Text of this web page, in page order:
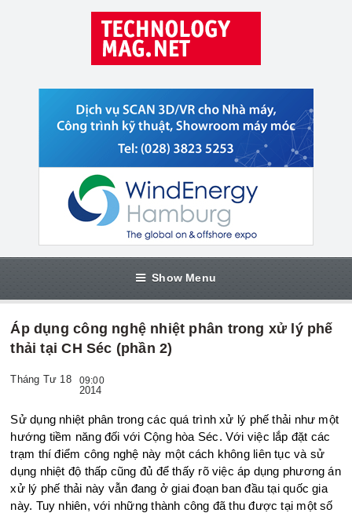
Show Menu
Áp dụng công nghệ nhiệt phân trong xử lý phế
thải tại CH Séc (phần 2)
Tháng Tư 18 09:00
2014
Sử dụng nhiệt phân trong các quá trình xử lý phế thải như một
hướng tiềm năng đối với Cộng hòa Séc. Với việc lắp đặt các
trạm thí điểm công nghệ này một cách không liên tục và sử
dụng nhiệt độ thấp cũng đủ để thấy rõ việc áp dụng phương án
xử lý phế thải này vẫn đang ở giai đoạn ban đầu tại quốc gia
này. Tuy nhiên, với những thành công đã thu được tại một số